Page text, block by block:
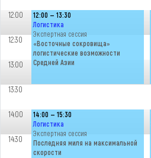
12:00
12:30
13:00
13:30
14:00
14:30
12:00 — 13:30
Логистика
Экспертная сессия
«Восточные сокровища»
логистические возможности
Средней Азии
14:00 — 15:30
Логистика
Экспертная сессия
Последняя миля на максимальной
скорости